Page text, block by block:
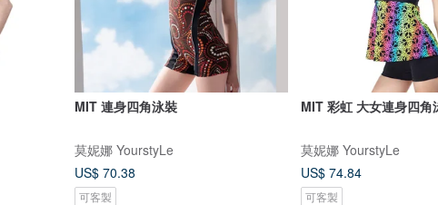
MIT 連身四角泳裝
莫妮娜 YourstyLe
US$ 70.38
可客製
MIT 彩虹 大女連身四角
莫妮娜 YourstyLe
US$ 74.84
可客製